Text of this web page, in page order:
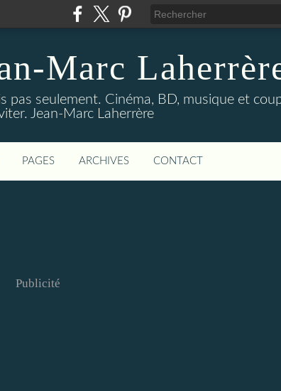
Marc
pas seulement. Cinéma, BD, musique et
Jean-Marc Laherrère
PAGES ARCHIVES CONTACT
Publicité